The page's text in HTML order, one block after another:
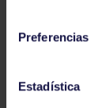
Preferencias
Estadística
Hockey